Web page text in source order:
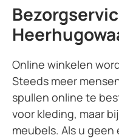
Online winkelen
Steeds meer
spullen online te
voor kleding, maar
meubels. Als u geen